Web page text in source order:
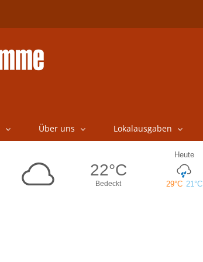
Über uns Lokalausgaben